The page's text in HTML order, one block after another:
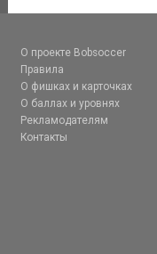
О проекте Bobsoccer
Правила
О фишках и карточках
О баллах и уровнях
Рекламодателям
Контакты